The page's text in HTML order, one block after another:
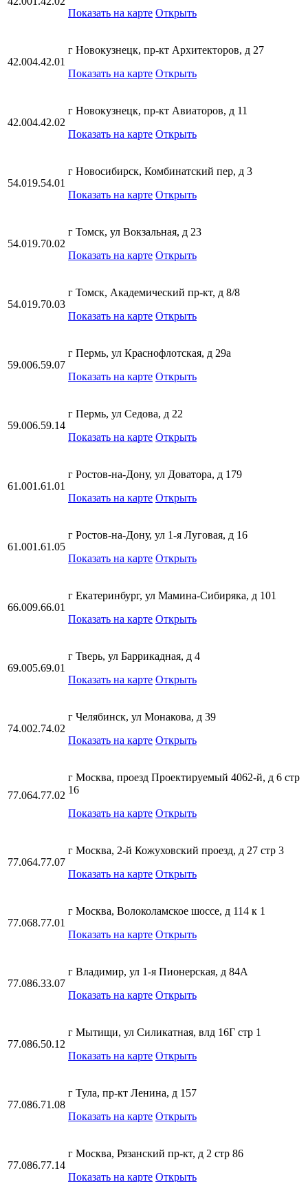
Показать на карте Открыть
42.004.42.01
г Новокузнецк, пр-кт Архитекторов, д 27
Показать на карте Открыть
42.004.42.02
г Новокузнецк, пр-кт Авиаторов, д 11
Показать на карте Открыть
54.019.54.01
г Новосибирск, Комбинатский пер, д 3
Показать на карте Открыть
54.019.70.02
г Томск, ул Вокзальная, д 23
Показать на карте Открыть
54.019.70.03
г Томск, Академический пр-кт, д 8/8
Показать на карте Открыть
59.006.59.07
г Пермь, ул Краснофлотская, д 29а
Показать на карте Открыть
59.006.59.14
г Пермь, ул Седова, д 22
Показать на карте Открыть
61.001.61.01
г Ростов-на-Дону, ул Доватора, д 179
Показать на карте Открыть
61.001.61.05
г Ростов-на-Дону, ул 1-я Луговая, д 16
Показать на карте Открыть
66.009.66.01
г Екатеринбург, ул Мамина-Сибиряка, д 101
Показать на карте Открыть
69.005.69.01
г Тверь, ул Баррикадная, д 4
Показать на карте Открыть
74.002.74.02
г Челябинск, ул Монакова, д 39
Показать на карте Открыть
77.064.77.02
г Москва, проезд Проектируемый 4062-й, д 6 стр
16
Показать на карте Открыть
77.064.77.07
г Москва, 2-й Кожуховский проезд, д 27 стр 3
Показать на карте Открыть
77.068.77.01
г Москва, Волоколамское шоссе, д 114 к 1
Показать на карте Открыть
77.086.33.07
г Владимир, ул 1-я Пионерская, д 84А
Показать на карте Открыть
77.086.50.12
г Мытищи, ул Силикатная, влд 16Г стр 1
Показать на карте Открыть
77.086.71.08
г Тула, пр-кт Ленина, д 157
Показать на карте Открыть
77.086.77.14
г Москва, Рязанский пр-кт, д 2 стр 86
Показать на карте Открыть